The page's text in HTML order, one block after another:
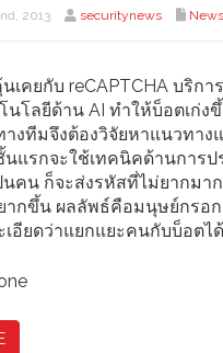
2013 securitynews News
เคยกับ reCAPTCHA บริก
นโลยีด้าน AI ทำให้บ็อตเก่ง
งทีมจึงต้องวิจัยหาแนวทา
แรกจะใช้เทคนิคด้านการป
นคน ก็จะส่งรหัสที่ไม่ยากมา
ากขึ้น ผลลัพธ์คือมนุษย์กรอก
เอียดว่าแยกแยะคนกับบ็อตไ